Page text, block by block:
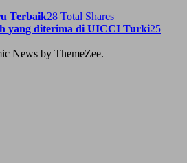
Terbaik28 Total Shares
yang diterima di UICCI Turki25
News by ThemeZee.